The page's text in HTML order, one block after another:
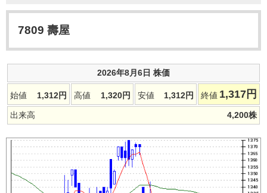
7809 壽屋
2026年8月6日 株価
始値 1,312円 高値 1,320円 安値 1,312円 終値 1,317 円
出来高 4,200株